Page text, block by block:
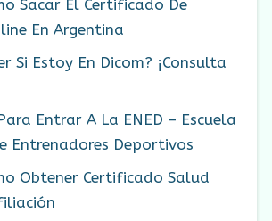
Sacar El Certificado De
En Argentina
Si Estoy En Dicom? ¡Consulta
Entrar A La ENED – Escuela
Entrenadores Deportivos
Obtener Certificado Salud